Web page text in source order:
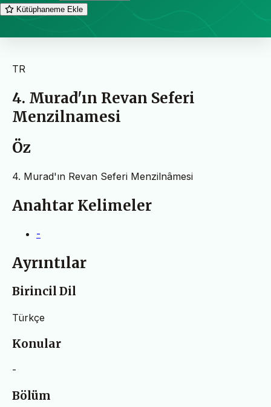
Kütüphaneme Ekle
TR
4. Murad'ın Revan Seferi
Menzilnamesi
Öz
4. Murad'ın Revan Seferi Menzilnâmesi
Anahtar Kelimeler
-
Ayrıntılar
Birincil Dil
Türkçe
Konular
-
Bölüm